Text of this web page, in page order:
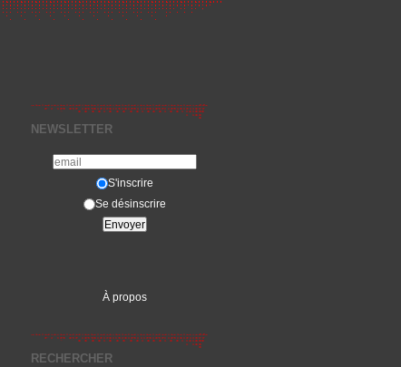
NEWSLETTER
S'inscrire
Se désinscrire
À propos
RECHERCHER